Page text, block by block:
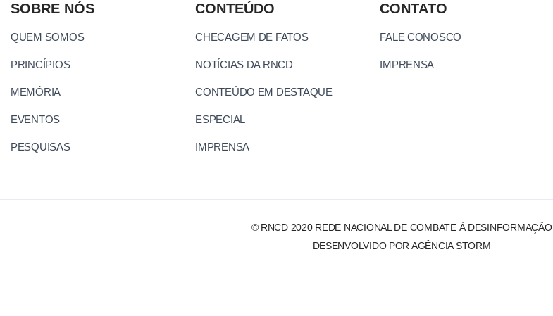
SOBRE NÓS
QUEM SOMOS
PRINCÍPIOS
MEMÓRIA
EVENTOS
PESQUISAS
CONTEÚDO
CHECAGEM DE FATOS
NOTÍCIAS DA RNCD
CONTEÚDO EM DESTAQUE
ESPECIAL
IMPRENSA
CONTATO
FALE CONOSCO
IMPRENSA
© RNCD 2020 REDE NACIONAL DE COMBATE À DESINFORMAÇÃO
DESENVOLVIDO POR AGÊNCIA STORM